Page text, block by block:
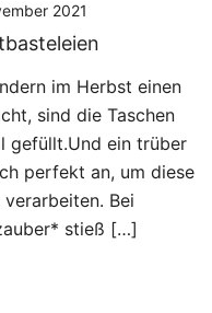
2021
im Herbst einen
sind die Taschen
gefüllt.Und ein trüber
perfekt an, um diese
Bei
stieß […]